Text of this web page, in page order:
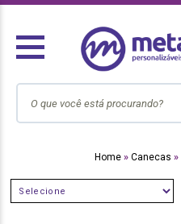
Home Canecas
SELECIONE